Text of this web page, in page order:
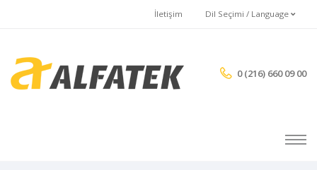
İletişim Dil Seçimi / Language
0 (216) 660 09 00